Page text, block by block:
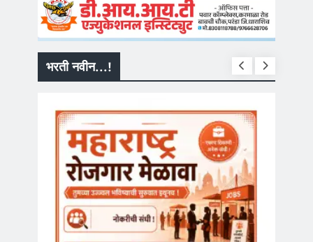
भरती नवीन...!
सरकारी नौकरी